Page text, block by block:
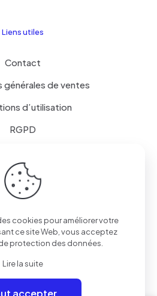
Liens utiles
Contact
générales de ventes
d’utilisation
RGPD
|Tous droits réservés | Création
cookies pour améliorer votre
ce site Web, vous acceptez
protection des données
Lire la suite
accepter